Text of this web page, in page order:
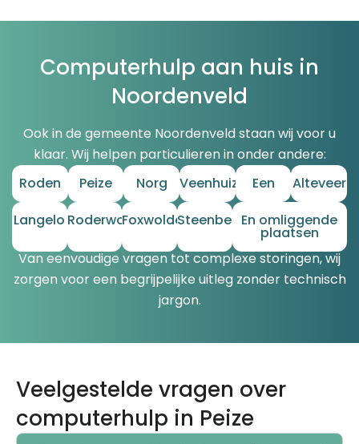
Computerhulp aan huis in
Noordenveld
Ook in de gemeente Noordenveld staan wij voor u
klaar. Wij helpen particulieren in onder andere:
Roden
Peize Norg VeenhuizenEen
Alteveer
Langelo RoderwoldeFoxwoldeSteenbergenEn omliggende
plaatsen
Van eenvoudige vragen tot complexe storingen, wij
zorgen voor een begrijpelijke uitleg zonder technisch
jargon.
Veelgestelde vragen over
computerhulp in Peize